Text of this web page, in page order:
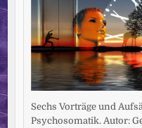
Sechs Vorträge und
Psychosomatik. Autor: